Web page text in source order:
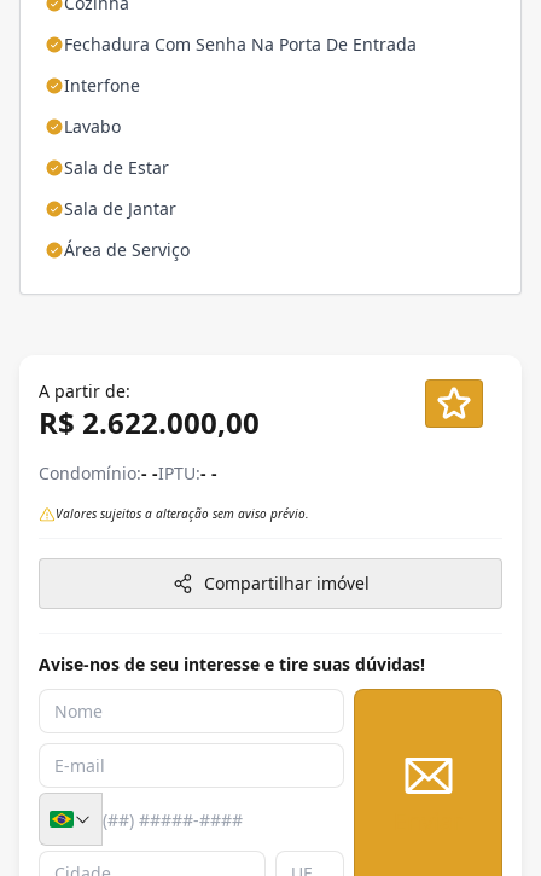
Fechadura Com Senha Na Porta De Entrada
Interfone
Lavabo
Sala de Estar
Sala de Jantar
Área de Serviço
A partir de:
R$ 2.622.000,00
Condomínio:- -IPTU:- -
Valores sujeitos a alteração sem aviso prévio.
Compartilhar imóvel
Avise-nos de seu interesse e tire suas dúvidas!